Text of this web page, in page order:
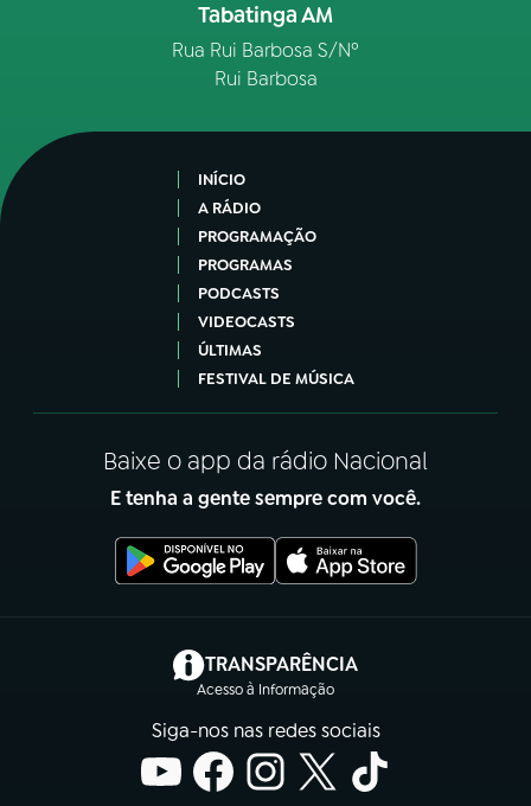
Tabatinga AM
Rua Rui Barbosa S/Nº
Rui Barbosa
INÍCIO
A RÁDIO
PROGRAMAÇÃO
PROGRAMAS
PODCASTS
VIDEOCASTS
ÚLTIMAS
FESTIVAL DE MÚSICA
Baixe o app da rádio Nacional
E tenha a gente sempre com você.
TRANSPARÊNCIA
Acesso à Informação
(abre em nova aba)
Siga-nos nas redes sociais